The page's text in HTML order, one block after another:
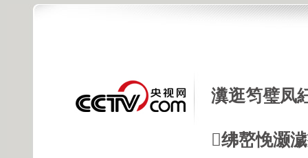
瀵逛笉璧凤
绋嶅悗灏